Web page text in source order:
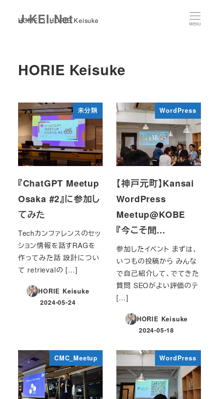
J-KEI.Net MENU
HOME HORIE Keisuke
HORIE Keisuke
未分類
『ChatGPT Meetup
Osaka #2』に参加し
てみた
Techカンファレンスのセッ
ション情報を話すRAGを
作ってみた話 設計につい
て retrievalの […]
HORIE Keisuke
投稿日
2024-05-24
WordPress
【神戸元町】Kansai
WordPress
Meetup@KOBE
『今こそ聞…
参加したイベント まずは、
いつもの投稿から みんな
で自己紹介して、でてきた
質問 SEOがよい評価のテ
[…]
HORIE Keisuke
投稿日
2024-05-18
CMC_Meetup WordPress